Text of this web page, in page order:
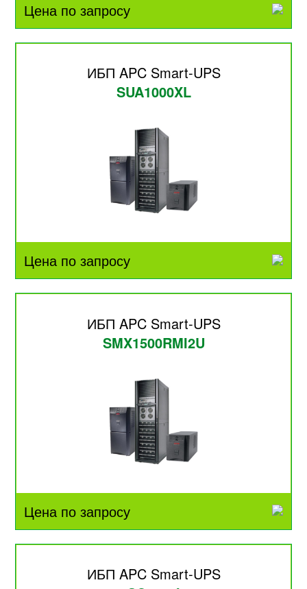
Цена по запросу
ИБП APC Smart-UPS
SUA1000XL
Цена по запросу
ИБП APC Smart-UPS
SMX1500RMI2U
Цена по запросу
ИБП APC Smart-UPS